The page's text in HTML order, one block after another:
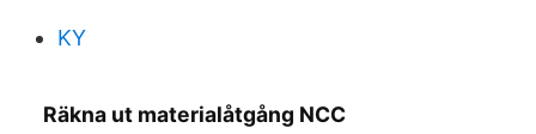
KY
Räkna ut materialåtgång NCC